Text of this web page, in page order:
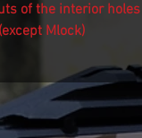
of the interior
Mlock)